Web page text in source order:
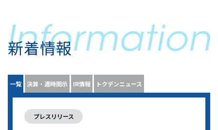
新着情報
一覧 決算・適時開示 IR情報 トクデンニュース
プレスリリース